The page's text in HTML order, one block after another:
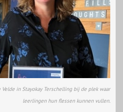
Velde in Stayokay Terschelling bij de plek waar
leerlingen hun flessen kunnen vullen.